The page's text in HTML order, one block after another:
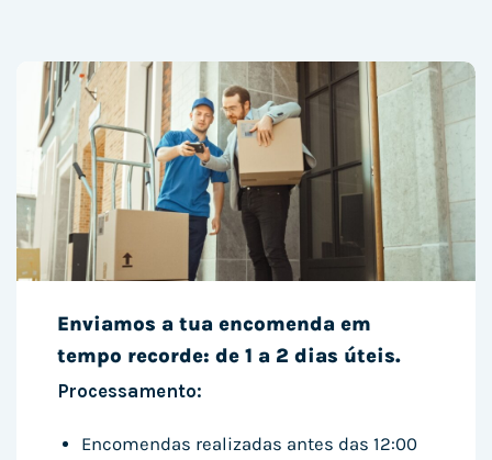
Enviamos a tua encomenda em
tempo recorde: de 1 a 2 dias úteis.
Processamento:
Encomendas realizadas antes das 12:00